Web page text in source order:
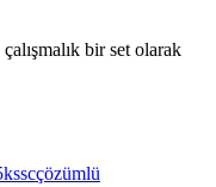
bir set olarak
çözümlü